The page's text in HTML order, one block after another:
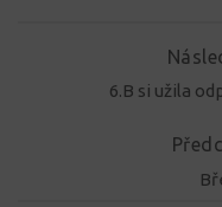
6.B si užila